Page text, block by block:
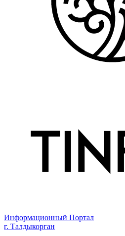
Информационный Портал
г. Талдыкорган